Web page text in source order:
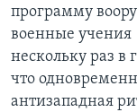
программу
военные учения
нескольку раз в
что
антизападная